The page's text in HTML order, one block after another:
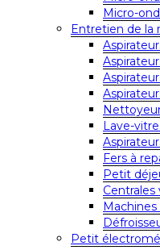
Micro-
Entretien de la
Lave-
Fers à
Petit
Centrales
Petit